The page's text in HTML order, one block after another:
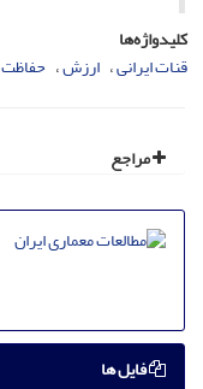
کلیدواژه‌ها
قنات ایرانی ارزش حفاظت
مراجع
فایل ها